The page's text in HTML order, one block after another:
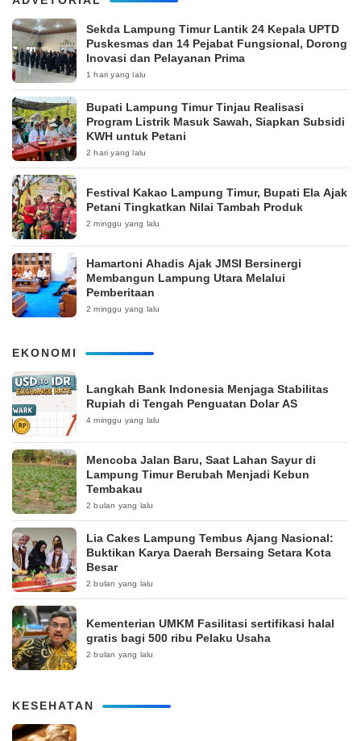
‎Sekda Lampung Timur Lantik 24 Kepala UPTD
Puskesmas dan 14 Pejabat Fungsional, Dorong
Inovasi dan Pelayanan Prima
1 hari yang lalu
Bupati Lampung Timur Tinjau Realisasi
Program Listrik Masuk Sawah, Siapkan Subsidi
KWH untuk Petani
2 hari yang lalu
‎Festival Kakao Lampung Timur, Bupati Ela Ajak
Petani Tingkatkan Nilai Tambah Produk
2 minggu yang lalu
Hamartoni Ahadis Ajak JMSI Bersinergi
Membangun Lampung Utara Melalui
Pemberitaan
2 minggu yang lalu
EKONOMI
Langkah Bank Indonesia Menjaga Stabilitas
Rupiah di Tengah Penguatan Dolar AS
4 minggu yang lalu
Mencoba Jalan Baru, Saat Lahan Sayur di
Lampung Timur Berubah Menjadi Kebun
Tembakau
2 bulan yang lalu
Lia Cakes Lampung Tembus Ajang Nasional:
Buktikan Karya Daerah Bersaing Setara Kota
Besar
2 bulan yang lalu
Kementerian UMKM Fasilitasi sertifikasi halal
gratis bagi 500 ribu Pelaku Usaha
2 bulan yang lalu
KESEHATAN